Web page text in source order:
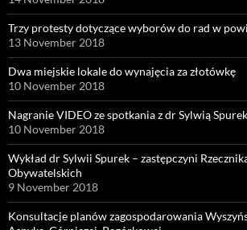
Trzy protesty dotyczące wyborów do rad w
13 November 2018
Dwa miejskie lokale do wynajęcia za złotówkę
10 November 2018
Nagranie VIDEO ze spotkania z dr Sylwią
10 November 2018
Wykład dr Sylwii Spurek – zastępczyni
Obywatelskich
9 November 2018
Konsultacje planów zagospodarowania